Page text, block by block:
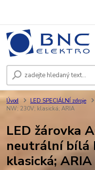
Úvod LED SPECIÁLNÍ zdroje
NW; 230V; klasická; ARIA
LED žárovka
neutrální bílá
klasická; ARIA